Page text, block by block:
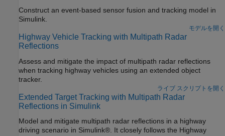
Construct an event-based sensor fusion and tracking model in
Simulink.
モデルを開く
Highway Vehicle Tracking with Multipath Radar
Reflections
Assess and mitigate the impact of multipath radar reflections
when tracking highway vehicles using an extended object
tracker.
ライブ スクリプトを開く
Extended Target Tracking with Multipath Radar
Reflections in Simulink
Model and mitigate multipath radar reflections in a highway
driving scenario in Simulink®. It closely follows the Highway